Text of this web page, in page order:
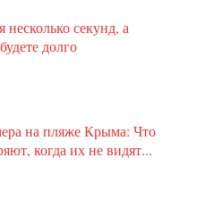
несколько секунд, а
долго
на пляже Крыма: Что
когда их не видят...